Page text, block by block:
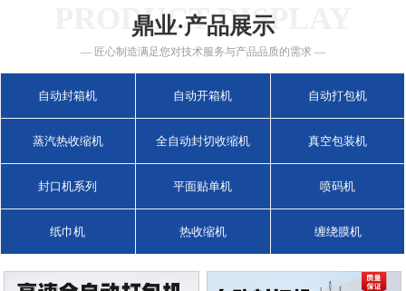
PRODUCT DISPLAY
鼎业·产品展示
— 匠心制造满足您对技术服务与产品品质的需求 —
自动封箱机 自动开箱机 自动打包机
蒸汽热收缩机 全自动封切收缩机 真空包装机
封口机系列 平面贴单机 喷码机
纸巾机 热收缩机 缠绕膜机